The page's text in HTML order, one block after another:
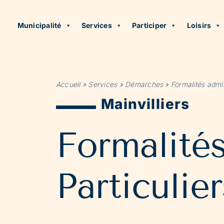
Municipalité Services Participer Loisirs
Accueil» Services» Démarches» Formalités
Mainvilliers